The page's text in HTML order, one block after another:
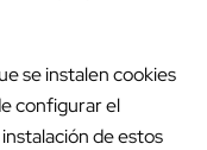
se instalen cookies
configurar el
de estos